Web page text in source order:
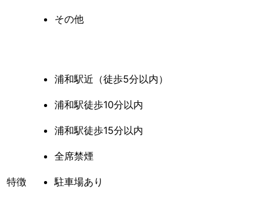
その他
特徴
浦和駅近（徒歩5分以内）
浦和駅徒歩10分以内
浦和駅徒歩15分以内
全席禁煙
駐車場あり